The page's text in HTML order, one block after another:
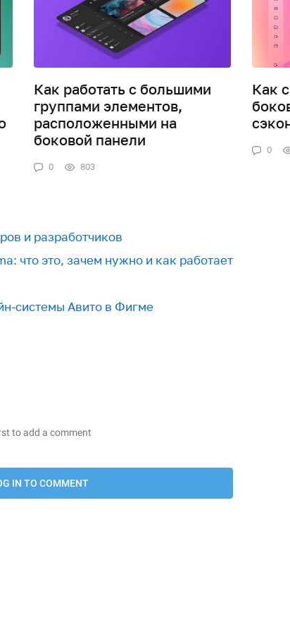
Как работать с большими
группами элементов,
расположенными на
боковой панели
0 803
Как
0
и разработчиков
что это, зачем нужно и как работает
системы Авито в Фигме